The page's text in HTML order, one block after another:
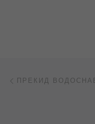
Post
ПРЕКИД